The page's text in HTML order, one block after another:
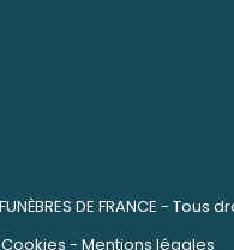
DE FRANCE - Tous
Cookies - Mentions légales